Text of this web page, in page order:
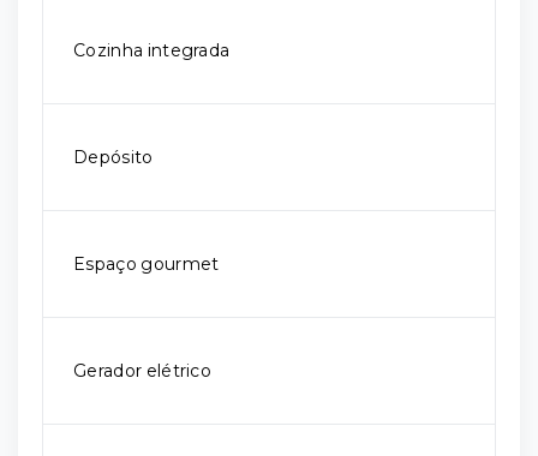
Cozinha integrada
Depósito
Espaço gourmet
Gerador elétrico